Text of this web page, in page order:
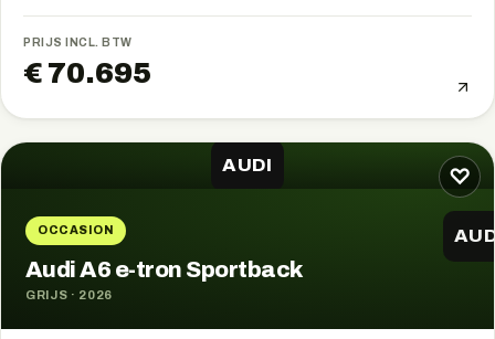
PRIJS INCL. BTW
€ 70.695
♡
AUDI
OCCASION
Audi A6 e-tron Sportback
GRIJS · 2026